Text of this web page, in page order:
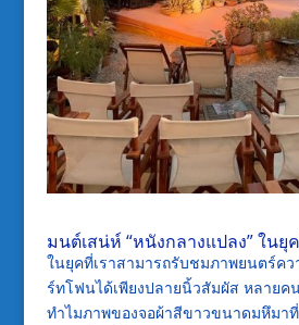
มนต์เสน่ห์ “หนังกลางแปลง” ในยุ
ในยุคที่เราสามารถรับชมภาพยนตร์คว
ร์ทโฟนได้เพียงปลายนิ้วสัมผัส หลายค
ทำไมภาพของจอผ้าสีขาวขนาดมหึมา